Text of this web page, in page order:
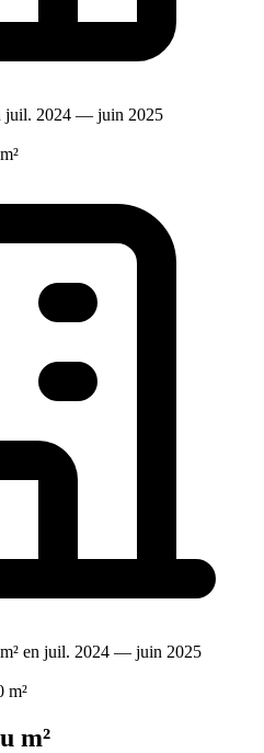
juil. 2024 — juin 2025
en juil. 2024 — juin 2025
m²
m²